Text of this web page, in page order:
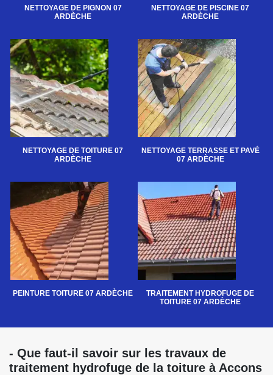
NETTOYAGE DE PIGNON 07
ARDÈCHE
NETTOYAGE DE PISCINE 07
ARDÈCHE
NETTOYAGE DE TOITURE 07
ARDÈCHE
NETTOYAGE TERRASSE ET PAVÉ
07 ARDÈCHE
PEINTURE TOITURE 07 ARDÈCHE
TRAITEMENT HYDROFUGE DE
TOITURE 07 ARDÈCHE
- Que faut-il savoir sur les travaux de
traitement hydrofuge de la toiture à Accons